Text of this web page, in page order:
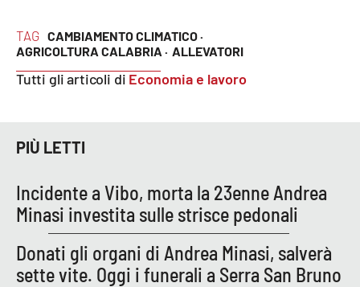
Storie
LAC
NETWORK
Lacplay.it
TAG CAMBIAMENTO CLIMATICO ·
AGRICOLTURA CALABRIA · ALLEVATORI
Tutti gli articoli di Economia e lavoro
PIÙ LETTI
Incidente a Vibo, morta la 23enne Andrea
Minasi investita sulle strisce pedonali
Donati gli organi di Andrea Minasi, salverà
sette vite. Oggi i funerali a Serra San Bruno